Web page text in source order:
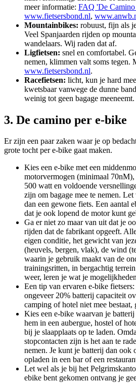
meer informatie: FAQ 'De
www.fietsersbond.nl,
Mountainbikes: robuust, fijn als
Veel Spanjaarden rijden op
wandelaars. Wij raden dat af.
Ligfietsen: snel en comfortabel.
nemen, klimmen valt soms tegen.
www.fietsersbond.nl.
Racefietsen: licht, kun je hard
kwetsbaar vanwege de dunne
weinig tot geen bagage meeneemt.
3. De camino per e-bike
Er zijn een paar zaken waar je op
grote tocht per e-bike gaat maken.
Kies een e-bike met een
motorvermogen (minimaal
500 watt en voldoende
zijn om bagage mee te nemen.
dan een gewone fiets. Een aantal
dat je ook lopend de motor kunt
Ga er niet zo maar van uit dat je
rijden dat de fabrikant opgeeft.
eigen conditie, het gewicht van
(heuvels, bergen, vlak), de wind
waarin je gebruik maakt van de
trainingsritten, in bergachtig
weer, leren je wat je
Een tip van ervaren e-bike
ongeveer 20% batterij capaciteit
camping of hotel niet mee bestaat,
Kies een e-bike waarvan je
hem in een aubergue, hostel of
bij je slaapplaats op te laden.
stopcontacten zijn is het aan te
nemen. Je kunt je batterij dan ook
opladen in een bar of een
Let wel als je bij het
ebike bent gekomen ontvang je